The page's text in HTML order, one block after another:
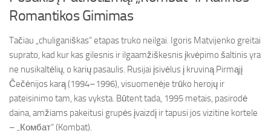
Romantikos Gimimas
Tačiau „chuliganiškas“ etapas truko neilgai. Igoris Matvijenko greitai
suprato, kad kur kas gilesnis ir ilgaamžiškesnis įkvėpimo šaltinis yra
ne nusikaltėlių, o karių pasaulis. Rusijai įsivėlus į kruviną Pirmąjį
Čečėnijos karą (1994–1996), visuomenėje trūko herojų ir
pateisinimo tam, kas vyksta. Būtent tada, 1995 metais, pasirodė
daina, amžiams pakeitusi grupės įvaizdį ir tapusi jos vizitine kortele
– „Комбат“ (Kombat).